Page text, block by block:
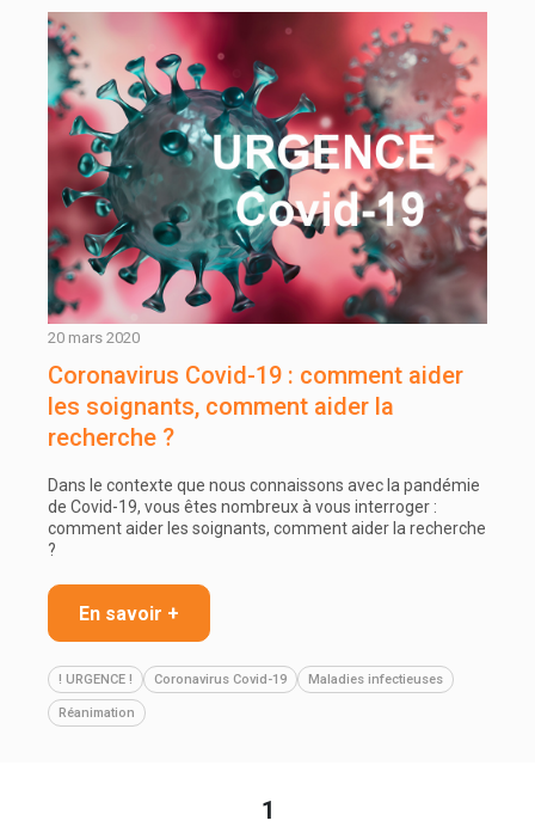
20 mars 2020
Coronavirus Covid-19 : comment aider
les soignants, comment aider la
recherche ?
Dans le contexte que nous connaissons avec la pandémie
de Covid-19, vous êtes nombreux à vous interroger :
comment aider les soignants, comment aider la recherche
?
En savoir +
! URGENCE ! Coronavirus Covid-19 Maladies infectieuses
Réanimation
1